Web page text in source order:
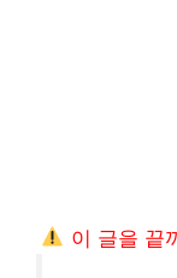
이 글을 끝